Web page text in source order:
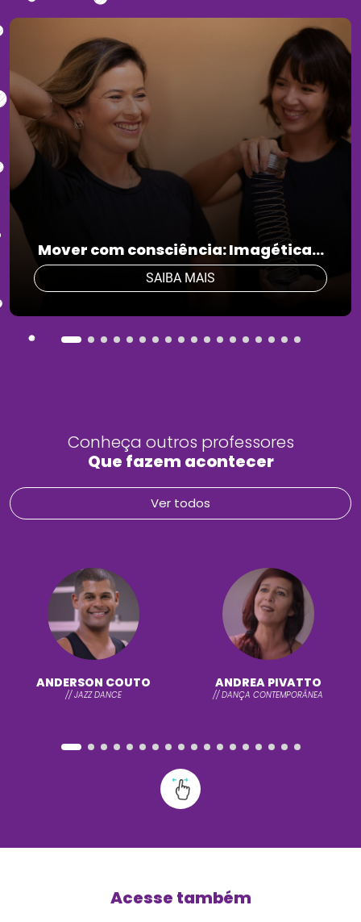
Mover com consciência: Imagética...
SAIBA MAIS
Conheça outros professores
Que fazem acontecer
Ver todos
ANDERSON COUTO
// JAZZ DANCE
ANDREA PIVATTO
// DANÇA CONTEMPORÂNEA
Acesse também